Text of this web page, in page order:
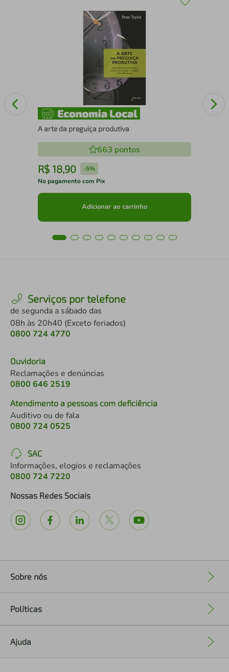
A arte da preguiça produtiva
663 pontos
R$ 18,90 -5%
No pagamento com Pix
Adicionar ao carrinho
Serviços por telefone
de segunda a sábado das
08h às 20h40 (Exceto feriados)
0800 724 4770
Ouvidoria
Reclamações e denúncias
0800 646 2519
Atendimento a pessoas com deficiência
Auditivo ou de fala
0800 724 0525
SAC
Informações, elogios e reclamações
0800 724 7220
Nossas Redes Sociais
Sobre nós
Políticas
Ajuda